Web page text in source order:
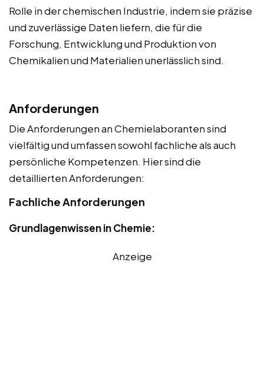
Rolle in der chemischen Industrie, indem sie präzise
und zuverlässige Daten liefern, die für die
Forschung, Entwicklung und Produktion von
Chemikalien und Materialien unerlässlich sind.
Anforderungen
Die Anforderungen an Chemielaboranten sind
vielfältig und umfassen sowohl fachliche als auch
persönliche Kompetenzen. Hier sind die
detaillierten Anforderungen:
Fachliche Anforderungen
Grundlagenwissen in Chemie:
Anzeige